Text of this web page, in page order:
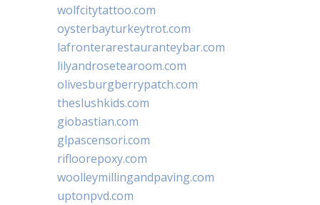
wolfcitytattoo.com
oysterbayturkeytrot.com
lafronterarestauranteybar.com
lilyandrosetearoom.com
olivesburgberrypatch.com
theslushkids.com
giobastian.com
glpascensori.com
rifloorepoxy.com
woolleymillingandpaving.com
uptonpvd.com